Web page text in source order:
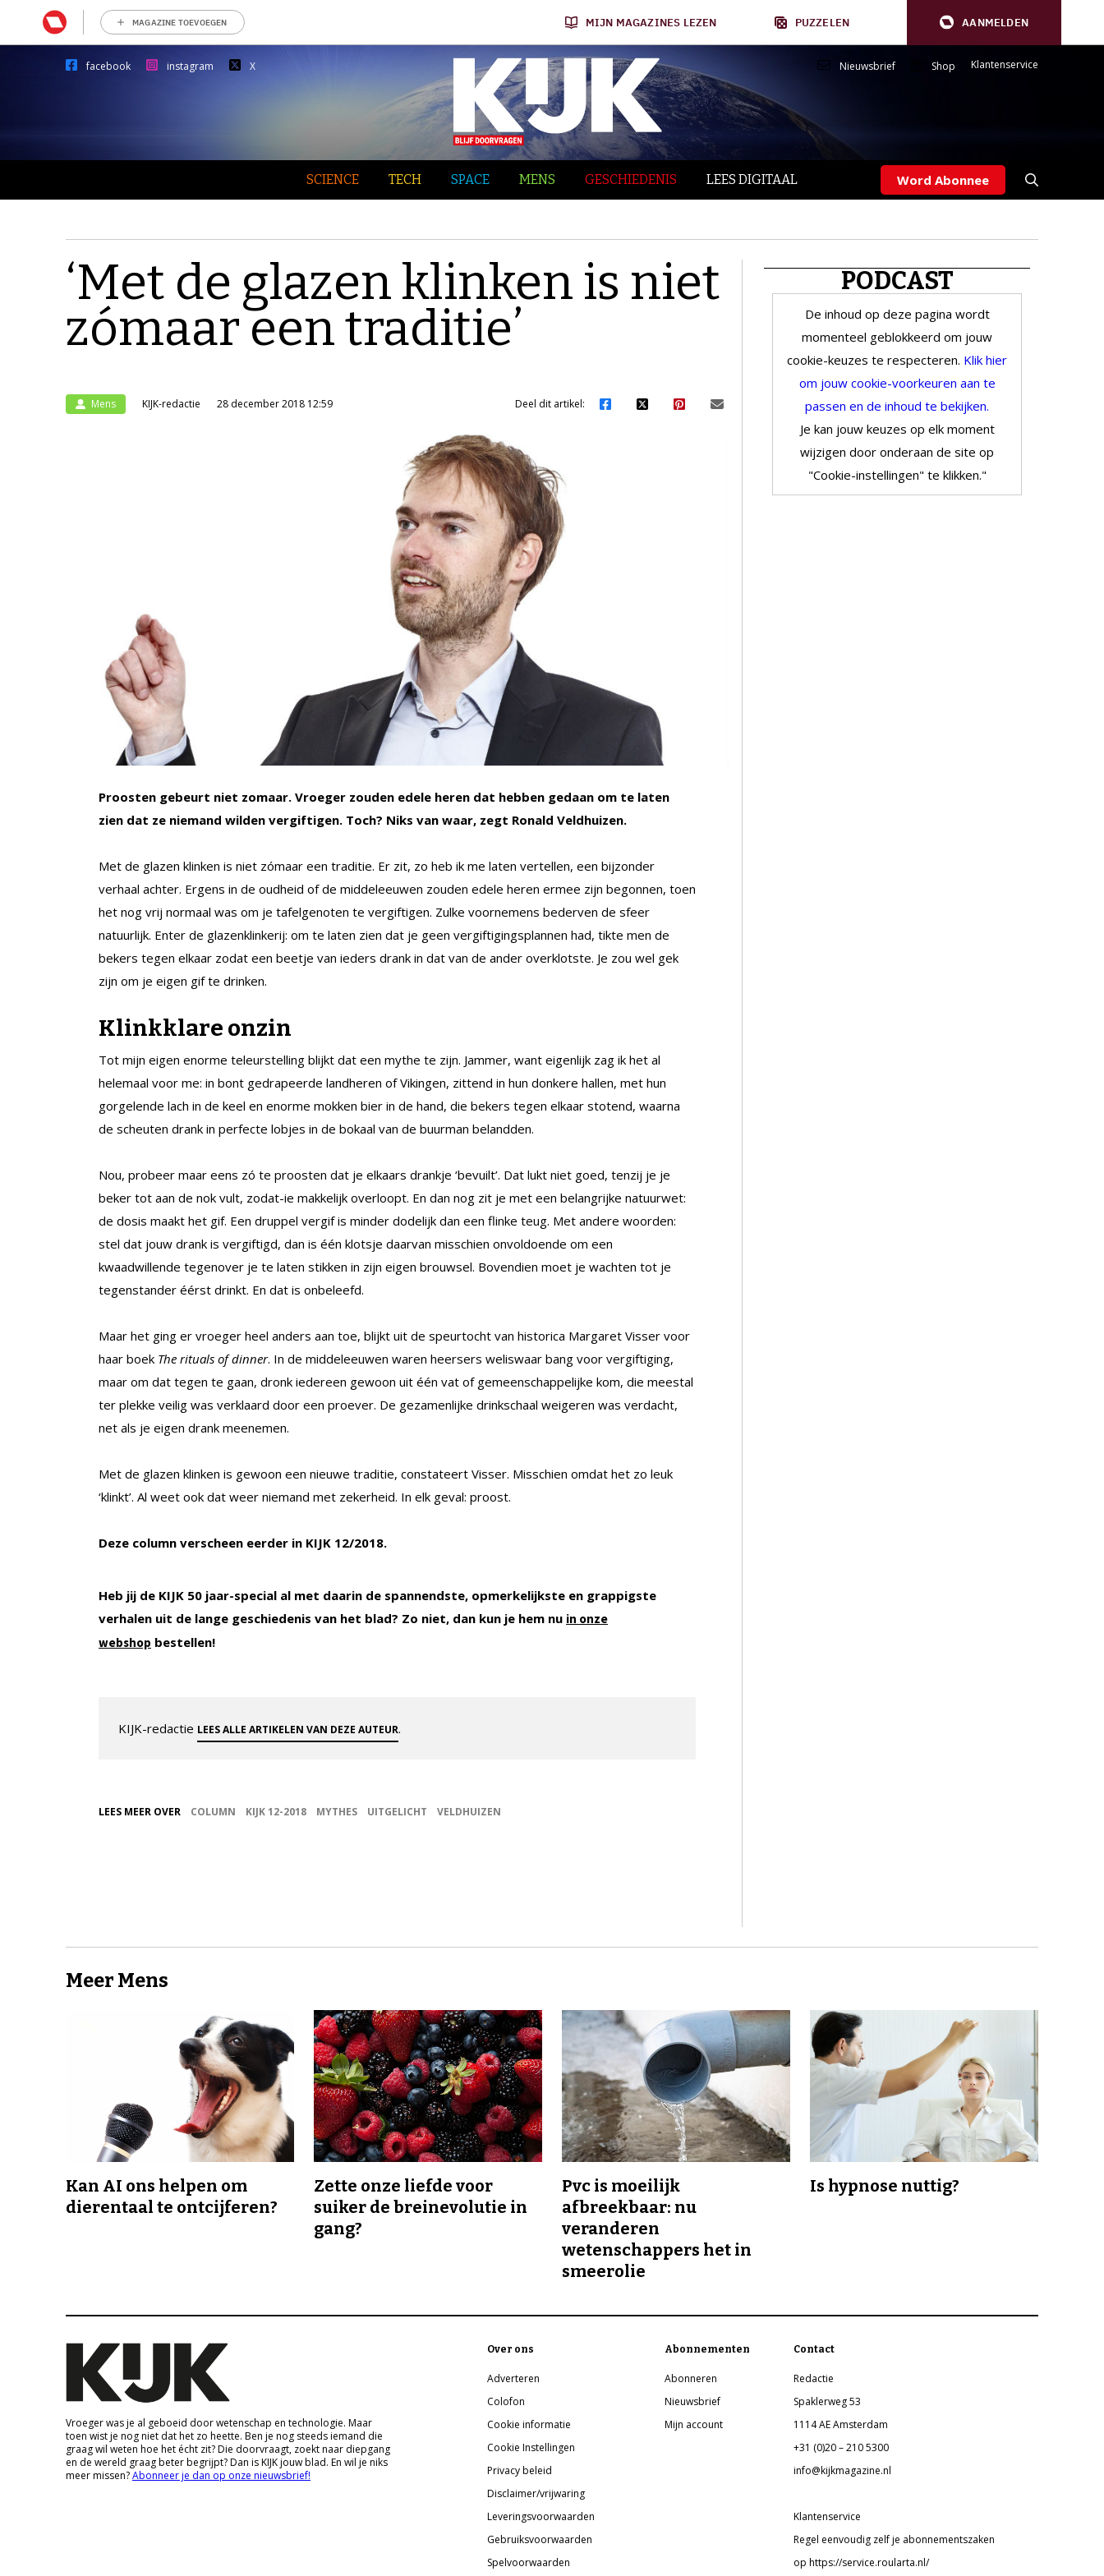
MAGAZINE TOEVOEGEN MIJN MAGAZINES LEZEN PUZZELEN AANMELDEN
facebook instagram X Nieuwsbrief Shop Klantenservice
SCIENCE TECH SPACE MENS GESCHIEDENIS LEES DIGITAAL Word Abonnee
‘Met de glazen klinken is niet
zómaar een traditie’
Mens KIJK-redactie 28 december 2018 12:59 Deel dit artikel:
Proosten gebeurt niet zomaar. Vroeger zouden edele heren dat hebben gedaan om te laten
zien dat ze niemand wilden vergiftigen. Toch? Niks van waar, zegt Ronald Veldhuizen.
Met de glazen klinken is niet zómaar een traditie. Er zit, zo heb ik me laten vertellen, een bijzonder
verhaal achter. Ergens in de oudheid of de middeleeuwen zouden edele heren ermee zijn begonnen, toen
het nog vrij normaal was om je tafelgenoten te vergiftigen. Zulke voornemens bederven de sfeer
natuurlijk. Enter de glazenklinkerij: om te laten zien dat je geen vergiftigingsplannen had, tikte men de
bekers tegen elkaar zodat een beetje van ieders drank in dat van de ander overklotste. Je zou wel gek
zijn om je eigen gif te drinken.
Klinkklare onzin
Tot mijn eigen enorme teleurstelling blijkt dat een mythe te zijn. Jammer, want eigenlijk zag ik het al
helemaal voor me: in bont gedrapeerde landheren of Vikingen, zittend in hun donkere hallen, met hun
gorgelende lach in de keel en enorme mokken bier in de hand, die bekers tegen elkaar stotend, waarna
de scheuten drank in perfecte lobjes in de bokaal van de buurman belandden.
Nou, probeer maar eens zó te proosten dat je elkaars drankje ‘bevuilt’. Dat lukt niet goed, tenzij je je
beker tot aan de nok vult, zodat-ie makkelijk overloopt. En dan nog zit je met een belangrijke natuurwet:
de dosis maakt het gif. Een druppel vergif is minder dodelijk dan een flinke teug. Met andere woorden:
stel dat jouw drank is vergiftigd, dan is één klotsje daarvan misschien onvoldoende om een
kwaadwillende tegenover je te laten stikken in zijn eigen brouwsel. Bovendien moet je wachten tot je
tegenstander éérst drinkt. En dat is onbeleefd.
Maar het ging er vroeger heel anders aan toe, blijkt uit de speurtocht van historica Margaret Visser voor
haar boek The rituals of dinner. In de middeleeuwen waren heersers weliswaar bang voor vergiftiging,
maar om dat tegen te gaan, dronk iedereen gewoon uit één vat of gemeenschappelijke kom, die meestal
ter plekke veilig was verklaard door een proever. De gezamenlijke drinkschaal weigeren was verdacht,
net als je eigen drank meenemen.
Met de glazen klinken is gewoon een nieuwe traditie, constateert Visser. Misschien omdat het zo leuk
‘klinkt’. Al weet ook dat weer niemand met zekerheid. In elk geval: proost.
Deze column verscheen eerder in KIJK 12/2018.
Heb jij de KIJK 50 jaar-special al met daarin de spannendste, opmerkelijkste en grappigste
verhalen uit de lange geschiedenis van het blad? Zo niet, dan kun je hem nu in onze
webshop bestellen!
KIJK-redactie LEES ALLE ARTIKELEN VAN DEZE AUTEUR.
LEES MEER OVER COLUMN KIJK 12-2018 MYTHES UITGELICHT VELDHUIZEN
PODCAST
De inhoud op deze pagina wordt
momenteel geblokkeerd om jouw
cookie-keuzes te respecteren. Klik hier
om jouw cookie-voorkeuren aan te
passen en de inhoud te bekijken.
Je kan jouw keuzes op elk moment
wijzigen door onderaan de site op
"Cookie-instellingen" te klikken."
Meer Mens
Kan AI ons helpen om
dierentaal te ontcijferen?
Zette onze liefde voor
suiker de breinevolutie in
gang?
Pvc is moeilijk
afbreekbaar: nu
veranderen
wetenschappers het in
smeerolie
Is hypnose nuttig?
Vroeger was je al geboeid door wetenschap en technologie. Maar
toen wist je nog niet dat het zo heette. Ben je nog steeds iemand die
graag wil weten hoe het écht zit? Die doorvraagt, zoekt naar diepgang
en de wereld graag beter begrijpt? Dan is KIJK jouw blad. En wil je niks
meer missen?Abonneer je dan op onze nieuwsbrief!
Over ons
Adverteren
Colofon
Cookie informatie
Cookie Instellingen
Privacy beleid
Disclaimer/vrijwaring
Leveringsvoorwaarden
Gebruiksvoorwaarden
Spelvoorwaarden
Abonnementen
Abonneren
Nieuwsbrief
Mijn account
Contact
Redactie
Spaklerweg 53
1114 AE Amsterdam
+31 (0)20 – 210 5300
info@kijkmagazine.nl
Klantenservice
Regel eenvoudig zelf je abonnementszaken
op https://service.roularta.nl/